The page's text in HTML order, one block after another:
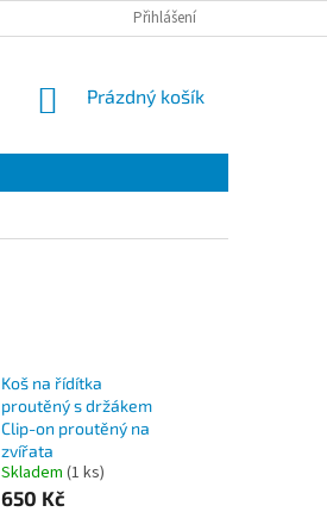
Přihlášení
NÁKUPNÍ
Prázdný košík
Koš na řídítka
proutěný s držákem
Clip-on proutěný na
zvířata
Skladem (1 ks)
650 Kč